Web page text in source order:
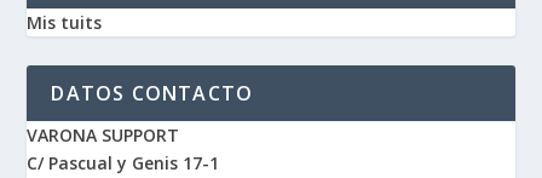
Mis tuits
DATOS CONTACTO
VARONA SUPPORT
C/ Pascual y Genis 17-1